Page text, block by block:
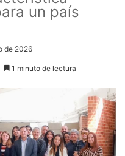
un país
de 2026
1 minuto de lectura